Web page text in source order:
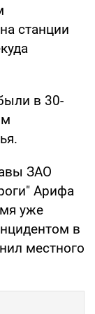
станции
в 30-
ЗАО
Арифа
уже
в
местного